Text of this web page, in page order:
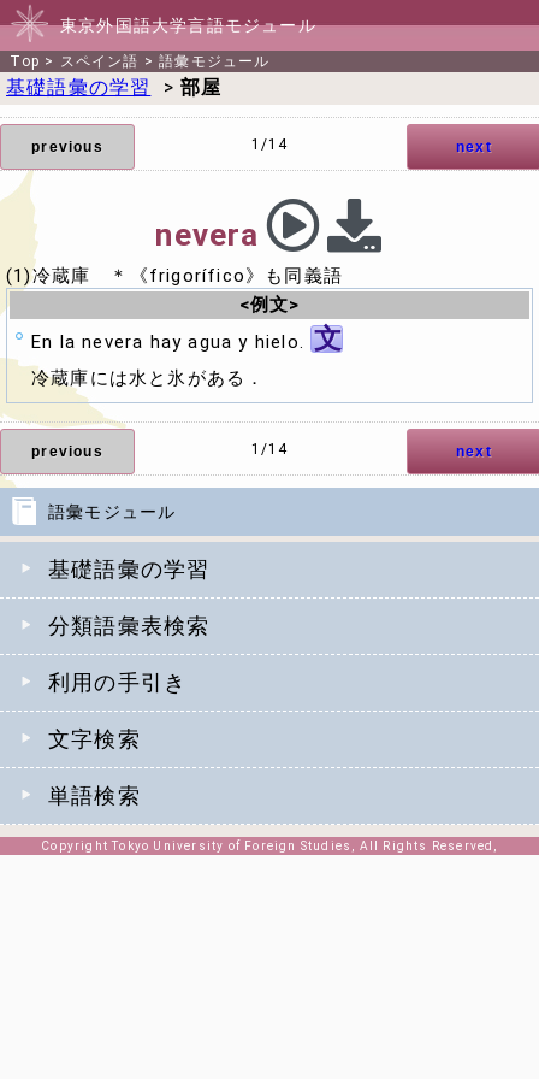
東京外国語大学言語モジュール
Top > スペイン語 >語彙モジュール
語彙モジュール
基礎語彙の学習
分類語彙表検索
利用の手引き
文字検索
単語検索
基礎語彙の学習 >部屋
previous next
1/14
nevera
(1)冷蔵庫 ＊《frigorífico》も同義語
<例文>
En la nevera hay agua y hielo. 文
冷蔵庫には水と氷がある．
previous next
1/14
Copyright Tokyo University of Foreign Studies, All Rights Reserved,